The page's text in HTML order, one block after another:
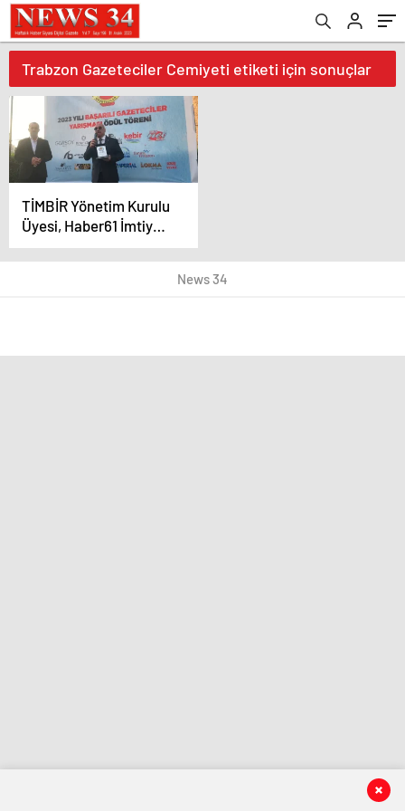
Trabzon Gazeteciler Cemiyeti etiketi için sonuçlar
TİMBİR Yönetim Kurulu
Üyesi, Haber61 İmtiyaz
Sahibi Tanju
Akıncıoğlu’na Hizmet
News 34